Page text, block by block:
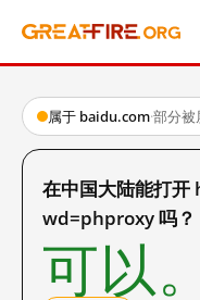
属于 baidu.com·部分被
在中国大陆能打
wd=phproxy 吗？
可以。